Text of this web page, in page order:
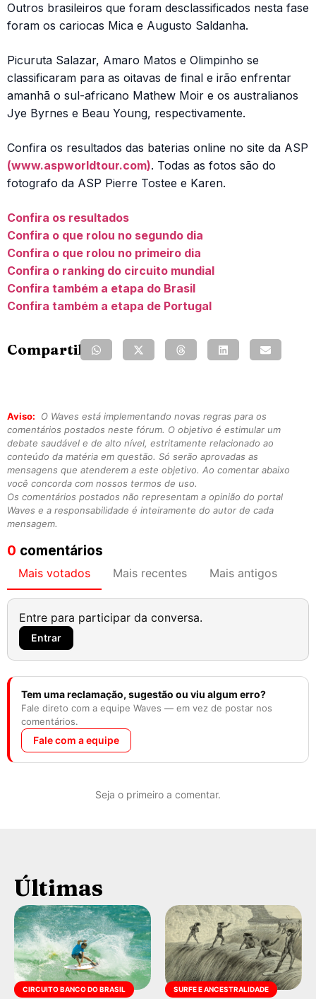
Outros brasileiros que foram desclassificados nesta fase
foram os cariocas Mica e Augusto Saldanha.
Picuruta Salazar, Amaro Matos e Olimpinho se
classificaram para as oitavas de final e irão enfrentar
amanhã o sul-africano Mathew Moir e os australianos
Jye Byrnes e Beau Young, respectivamente.
Confira os resultados das baterias online no site da ASP
(www.aspworldtour.com). Todas as fotos são do
fotografo da ASP Pierre Tostee e Karen.
Confira os resultados
Confira o que rolou no segundo dia
Confira o que rolou no primeiro dia
Confira o ranking do circuito mundial
Confira também a etapa do Brasil
Confira também a etapa de Portugal
Compartilhe:
Aviso:
O Waves está implementando novas regras para os
comentários postados neste fórum. O objetivo é estimular um
debate saudável e de alto nível, estritamente relacionado ao
conteúdo da matéria em questão. Só serão aprovadas as
mensagens que atenderem a este objetivo. Ao comentar abaixo
você concorda com nossos termos de uso.
Os comentários postados não representam a opinião do portal
Waves e a responsabilidade é inteiramente do autor de cada
mensagem.
0 comentários
Mais votados Mais recentes Mais antigos
Entre para participar da conversa.
Entrar
Tem uma reclamação, sugestão ou viu algum erro?
Fale direto com a equipe Waves — em vez de postar nos
comentários.
Fale com a equipe
Seja o primeiro a comentar.
Últimas
CIRCUITO BANCO DO BRASIL SURFE E ANCESTRALIDADE